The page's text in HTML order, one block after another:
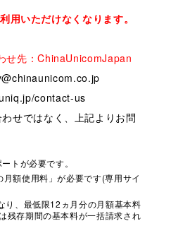
用いただけなくなります。
せ先：ChinaUnicomJapan
contact-us
せではなく、上記よりお問
トが必要です。
額使用料」が必要です(専用サイ
り、最低限12ヵ月分の月額基本料
残存期間の基本料が一括請求され